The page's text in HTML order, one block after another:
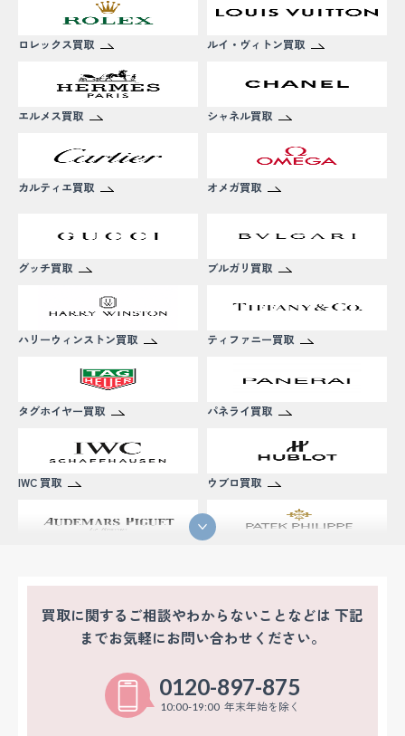
ロレックス買取 ルイ・ヴィトン買取
エルメス買取 シャネル買取
カルティエ買取 オメガ買取
グッチ買取 ブルガリ買取
ハリーウィンストン買取 ティファニー買取
タグホイヤー買取 パネライ買取
IWC 買取 ウブロ買取
買取に関するご相談やわからないことなどは 下記
までお気軽にお問い合わせください。
0120-897-875
10:00-19:00 年末年始を除く